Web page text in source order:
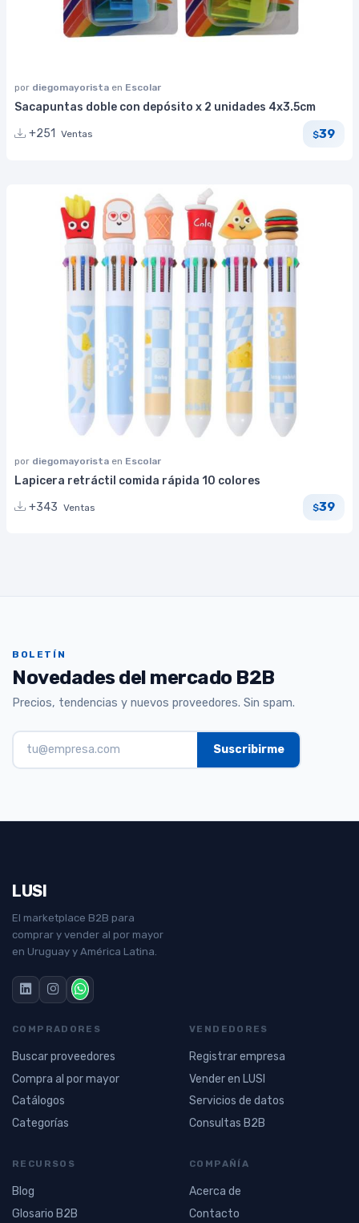
por diegomayorista en Escolar
Sacapuntas doble con depósito x 2 unidades 4x3.5cm
+251 Ventas $39
por diegomayorista en Escolar
Lapicera retráctil comida rápida 10 colores
+343 Ventas $39
BOLETÍN
Novedades del mercado B2B
Precios, tendencias y nuevos proveedores. Sin spam.
LUSI
El marketplace B2B para
comprar y vender al por mayor
en Uruguay y América Latina.
COMPRADORES
Buscar proveedores
Compra al por mayor
Catálogos
Categorías
VENDEDORES
Registrar empresa
Vender en LUSI
Servicios de datos
Consultas B2B
RECURSOS
Blog
Glosario B2B
COMPAÑÍA
Acerca de
Contacto